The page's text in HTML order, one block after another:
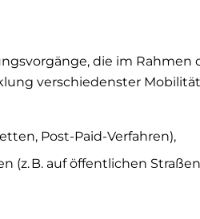
die im
verschiedenster
Post-Paid-Verfahren),
B. auf öffentlichen